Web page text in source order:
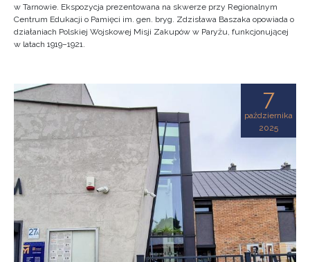
w Tarnowie. Ekspozycja prezentowana na skwerze przy Regionalnym
Centrum Edukacji o Pamięci im. gen. bryg. Zdzisława Baszaka opowiada o
działaniach Polskiej Wojskowej Misji Zakupów w Paryżu, funkcjonującej
w latach 1919–1921.
7
października
2025